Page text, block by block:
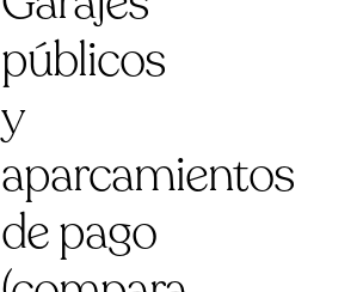
públicos
y
aparcamientos
de pago